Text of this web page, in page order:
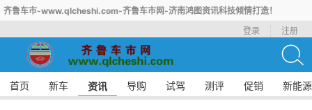
齐鲁车市-www.qlcheshi.com-齐鲁车市网-济南鸿图资讯科技倾情打造！
登录
注册
首页 新车 资讯 导购 试驾 测评 促销 新能源